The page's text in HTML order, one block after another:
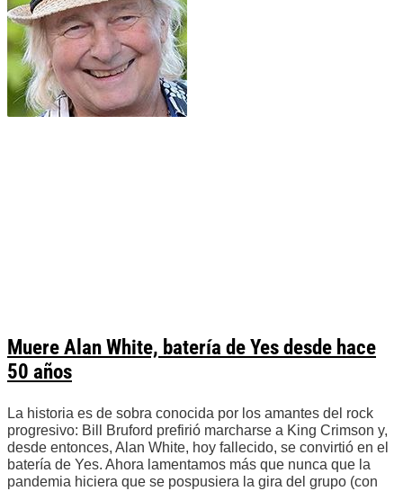
Muere Alan White, batería de Yes desde hace
50 años
La historia es de sobra conocida por los amantes del rock
progresivo: Bill Bruford prefirió marcharse a King Crimson y,
desde entonces, Alan White, hoy fallecido, se convirtió en el
batería de Yes. Ahora lamentamos más que nunca que la
pandemia hiciera que se pospusiera la gira del grupo (con